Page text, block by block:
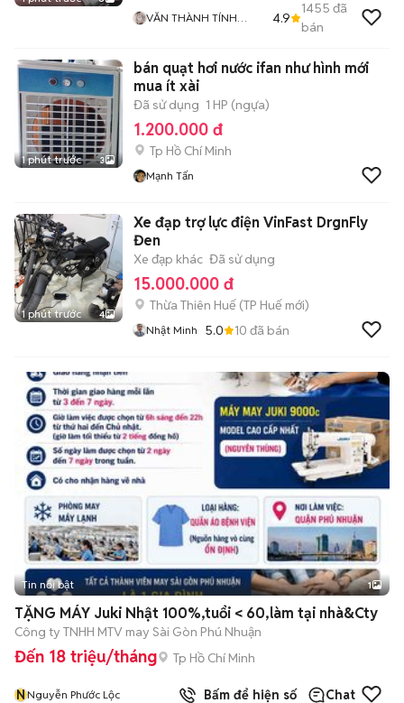
VĂN THÀNH TÍNH
4.9
1455 đã
bán
1 phút trước 3
bán quạt hơi nước ifan như hình mới
mua ít xài
Đã sử dụng 1 HP (ngựa)
1.200.000 đ
Tp Hồ Chí Minh
Mạnh Tấn
1 phút trước 4
Xe đạp trợ lực điện VinFast DrgnFly
Đen
Xe đạp khác Đã sử dụng
15.000.000 đ
Thừa Thiên Huế (TP Huế mới)
Nhật Minh 5.0 10 đã bán
Tin nổi bật 1
TẶNG MÁY Juki Nhật 100%,tuổi < 60,làm tại nhà&Cty
Công ty TNHH MTV may Sài Gòn Phú Nhuận
Đến 18 triệu/tháng Tp Hồ Chí Minh
NNguyễn Phước Lộc Bấm để hiện số Chat